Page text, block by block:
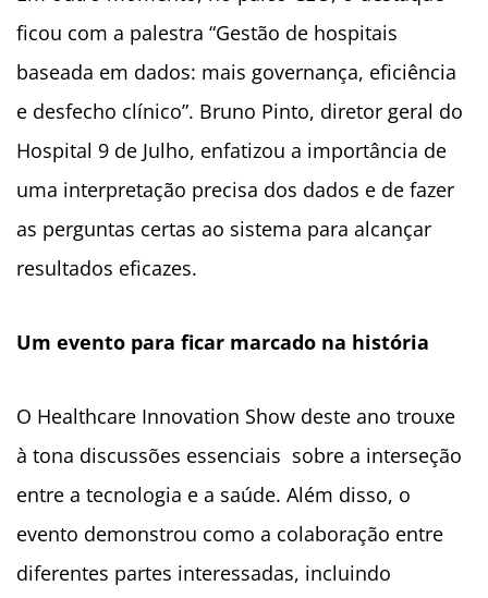
ficou com a palestra “Gestão de hospitais
baseada em dados: mais governança, eficiência
e desfecho clínico”. Bruno Pinto, diretor geral do
Hospital 9 de Julho, enfatizou a importância de
uma interpretação precisa dos dados e de fazer
as perguntas certas ao sistema para alcançar
resultados eficazes.
Um evento para ficar marcado na história
O Healthcare Innovation Show deste ano trouxe
à tona discussões essenciais sobre a interseção
entre a tecnologia e a saúde. Além disso, o
evento demonstrou como a colaboração entre
diferentes partes interessadas, incluindo